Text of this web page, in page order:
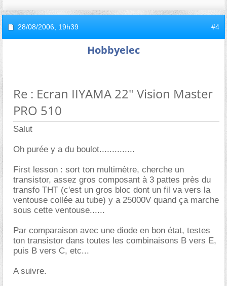
28/08/2006, 19h39 #4
Hobbyelec
Re : Ecran IIYAMA 22" Vision Master
PRO 510
Salut
Oh purée y a du boulot..............
First lesson : sort ton multimètre, cherche un
transistor, assez gros composant à 3 pattes près du
transfo THT (c'est un gros bloc dont un fil va vers la
ventouse collée au tube) y a 25000V quand ça marche
sous cette ventouse......
Par comparaison avec une diode en bon état, testes
ton transistor dans toutes les combinaisons B vers E,
puis B vers C, etc...
A suivre.